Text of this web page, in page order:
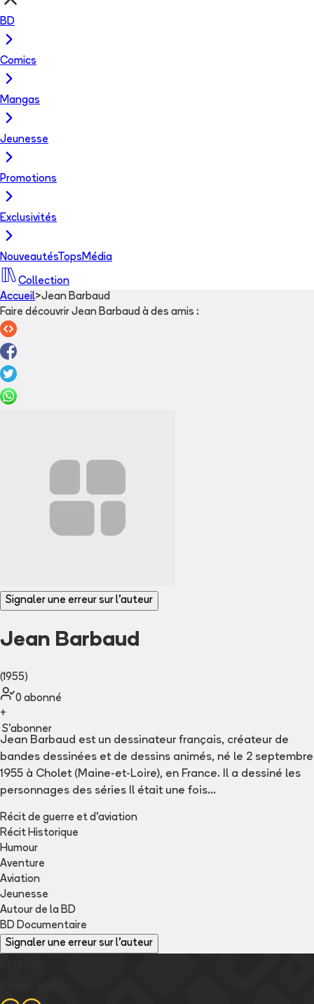
BD
Comics
Mangas
Jeunesse
Promotions
Exclusivités
NouveautésTops Média
Collection
Accueil>Jean Barbaud
Faire découvrir Jean Barbaud à des amis :
Signaler une erreur sur l'auteur
Jean Barbaud
(1955)
0 abonné
+
S'abonner
Jean Barbaud est un dessinateur français, créateur de
bandes dessinées et de dessins animés, né le 2 septembre
1955 à Cholet (Maine-et-Loire), en France. Il a dessiné les
personnages des séries Il était une fois...
Récit de guerre et d'aviation
Récit Historique
Humour
Aventure
Aviation
Jeunesse
Autour de la BD
BD Documentaire
Signaler une erreur sur l'auteur